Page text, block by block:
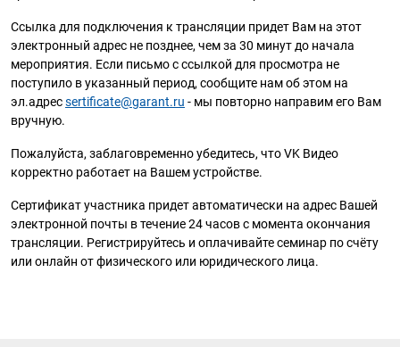
Ссылка для подключения к трансляции придет Вам на этот
электронный адрес не позднее, чем за 30 минут до начала
мероприятия. Если письмо с ссылкой для просмотра не
поступило в указанный период, сообщите нам об этом на
эл.адресsertificate@garant.ru - мы повторно направим его Вам
вручную.
Пожалуйста, заблаговременно убедитесь, что VK Видео
корректно работает на Вашем устройстве.
Сертификат участника придет автоматически на адрес Вашей
электронной почты в течение 24 часов с момента окончания
трансляции. Регистрируйтесь и оплачивайте семинар по счёту
или онлайн от физического или юридического лица.